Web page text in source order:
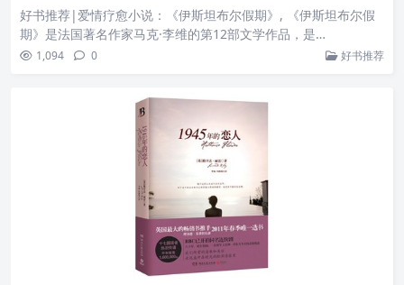
好书推荐|爱情疗愈小说：《伊斯坦布尔假期》, 《伊斯坦布尔假
期》是法国著名作家马克·李维的第12部文学作品，是…
1,094 0 好书推荐